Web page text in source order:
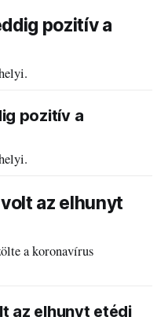
pozitív a
pozitív a
az elhunyt
a koronavírus
az elhunyt etédi